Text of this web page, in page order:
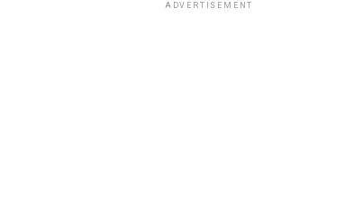
ADVERTISEMENT